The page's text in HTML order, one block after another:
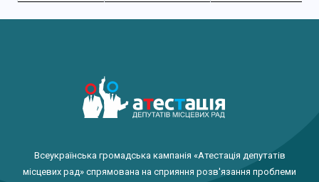
Всеукраїнська громадська кампанія «Атестація депутатів
місцевих рад» спрямована на сприяння розв'язання проблеми